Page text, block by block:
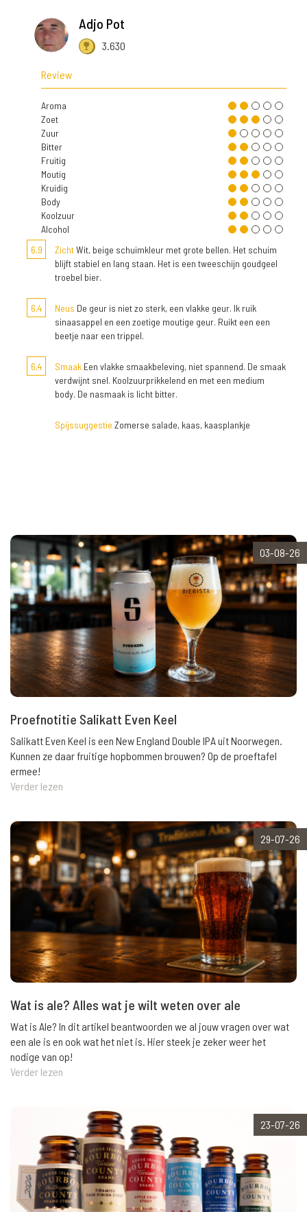
Adjo Pot
3.630
Review
Aroma
Zoet
Zuur
Bitter
Fruitig
Moutig
Kruidig
Body
Koolzuur
Alcohol
6,9
ZichtWit, beige schuimkleur met grote bellen. Het schuim
blijft stabiel en lang staan. Het is een tweeschijn goudgeel
troebel bier.
6,4 Neus De geur is niet zo sterk, een vlakke geur. Ik ruik
sinaasappel en een zoetige moutige geur. Ruikt een een
beetje naar een trippel.
6,4 Smaak Een vlakke smaakbeleving, niet spannend. De smaak
verdwijnt snel. Koolzuurprikkelend en met een medium
body. De nasmaak is licht bitter.
Spijssuggestie Zomerse salade, kaas, kaasplankje
03-08-26
Proefnotitie Salikatt Even Keel
Salikatt Even Keel is een New England Double IPA uit Noorwegen.
Kunnen ze daar fruitige hopbommen brouwen? Op de proeftafel
ermee!
Verder lezen
29-07-26
Wat is ale? Alles wat je wilt weten over ale
Wat is Ale? In dit artikel beantwoorden we al jouw vragen over wat
een ale is en ook wat het niet is. Hier steek je zeker weer het
nodige van op!
Verder lezen
23-07-26